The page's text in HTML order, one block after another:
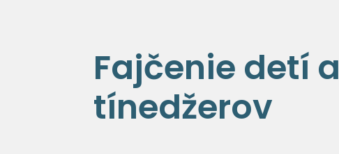
Fajčenie detí a
tínedžerov